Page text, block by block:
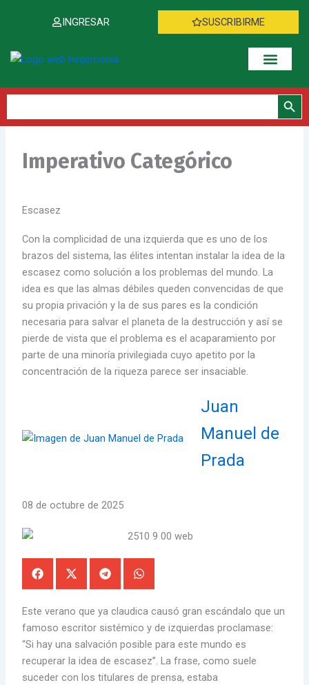
INGRESAR SUSCRIBIRME
Botón de
Imperativo Categórico
Escasez
Con la complicidad de una izquierda que es uno de los
brazos del sistema, las élites intentan instalar la idea de la
escasez como solución a los problemas del mundo. La
idea es que las almas débiles queden convencidas de que
su propia privación y la de sus pares es la condición
necesaria para salvar el planeta de la destrucción y así se
pierde de vista que el problema es el acaparamiento por
parte de una minoría privilegiada cuyo apetito por la
concentración de la riqueza parece ser insaciable.
Juan
Manuel de
Prada
08 de octubre de 2025
Este verano que ya claudica causó gran escándalo que un
famoso escritor sistémico y de izquierdas proclamase:
“Si hay una salvación posible para este mundo es
recuperar la idea de escasez”. La frase, como suele
suceder con los titulares de prensa, estaba